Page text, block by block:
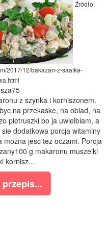
Źródło:
2017/12/bakazan-z-saatka-
z szynka i korniszonem.
na przekaske, na obiad, na
pietruszki bo ja uwielbiam, a
dodatkowa porcja witaminy
mozna jesc tez oczami. Porcja
g makaronu muszelki
kornisz...
przepis...